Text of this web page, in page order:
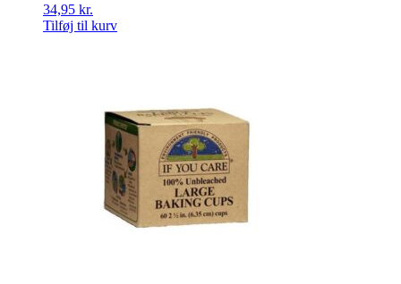
34,95 kr.
Tilføj til kurv